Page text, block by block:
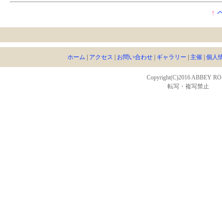
↑
ホーム アクセス お問い合わせ ギャラリー 主催 個人
Copyright(C)2016 ABBEY
転写・複写禁止